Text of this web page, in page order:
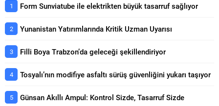
Form Sunviatube ile elektrikten büyük tasarruf sağlıyor
Yunanistan Yatırımlarında Kritik Uzman Uyarısı
Filli Boya Trabzon’da geleceği şekillendiriyor
Tosyalı’nın modifiye asfaltı sürüş güvenliğini yukarı taşıyor
Günsan Akıllı Ampul: Kontrol Sizde, Tasarruf Sizde